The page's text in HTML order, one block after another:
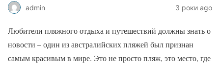
admin 3 роки ago
Любители пляжного отдыха и путешествий должны знать о
новости – один из австралийских пляжей был признан
самым красивым в мире. Это не просто пляж, это место, где